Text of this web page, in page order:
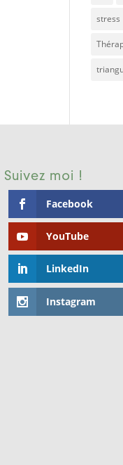
stress
Suivez moi !
Facebook
YouTube
LinkedIn
Instagram